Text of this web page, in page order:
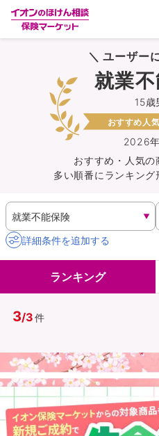
ランキングか
保険を比較す
保険会社から
イオンカード
キャンペーン
イオングル
資料請
（無料）
＼ ユーザー
2026
15歳
就業
おすすめ人
おすすめ・人気の
多い順番にランキング
詳細条件を追加する
ランキング
3/3件